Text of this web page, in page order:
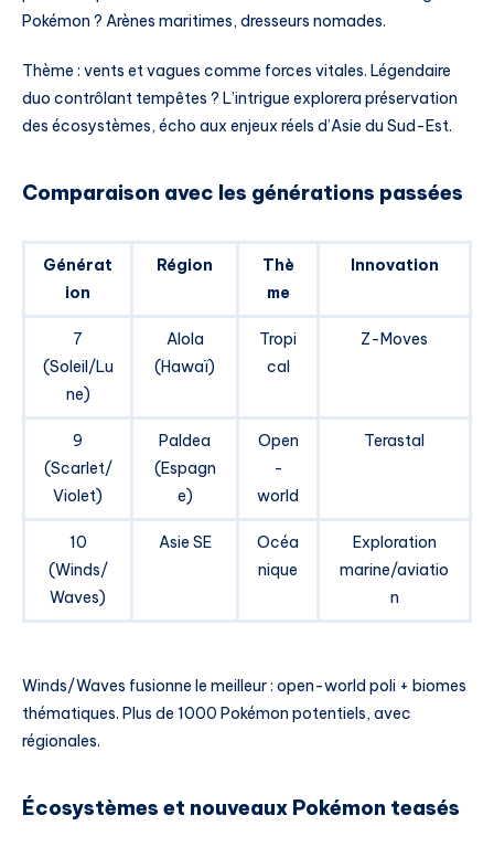
Pokémon ? Arènes maritimes, dresseurs nomades.
Thème : vents et vagues comme forces vitales. Légendaire
duo contrôlant tempêtes ? L’intrigue explorera préservation
des écosystèmes, écho aux enjeux réels d’Asie du Sud-Est.
Comparaison avec les générations passées
Générat
ion
Région
Thè
me
Innovation
7
(Soleil/Lu
ne)
Alola
(Hawaï)
Tropi
cal
Z-Moves
9
(Scarlet/
Violet)
Paldea
(Espagn
e)
Open
-
world
Terastal
10
(Winds/
Waves)
Asie SE
Océa
nique
Exploration
marine/aviatio
n
Winds/Waves fusionne le meilleur : open-world poli + biomes
thématiques. Plus de 1000 Pokémon potentiels, avec
régionales.
Écosystèmes et nouveaux Pokémon teasés